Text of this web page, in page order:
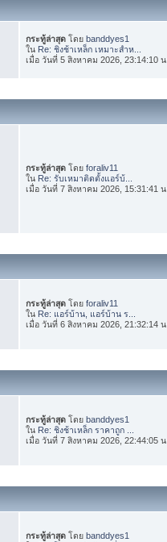
กระทู้ล่าสุด โดยbanddyes1
ใน Re: ชิงช้าเหล็ก เหมาะสำห...
เมื่อ วันที่ 5 สิงหาคม 2026, 23:14:10 น.
กระทู้ล่าสุด โดยforaliv11
ใน Re: รับเหมาติดตั้งแอร์บ้...
เมื่อ วันที่ 7 สิงหาคม 2026, 15:31:41 น.
กระทู้ล่าสุด โดยforaliv11
ใน Re: แอร์บ้าน, แอร์บ้าน ร...
เมื่อ วันที่ 6 สิงหาคม 2026, 21:32:14 น.
กระทู้ล่าสุด โดยbanddyes1
ใน Re: ชิงช้าเหล็ก ราคาถูก ...
เมื่อ วันที่ 7 สิงหาคม 2026, 22:44:05 น.
กระทู้ล่าสุด โดยbanddyes1